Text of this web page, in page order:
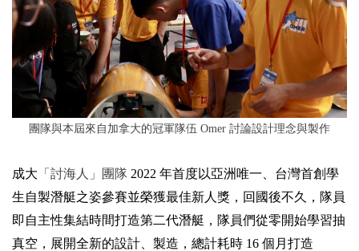
團隊與本屆來自加拿大的冠軍隊伍 Omer 討論設計理念與製作
成大 「討海人」團隊 2022 年首度以亞洲唯一、台灣首創學
生自製潛艇之姿參賽並榮獲最佳新人獎，回國後不久，隊員
即自主性集結時間打造第二代潛艇，隊員們從零開始學習抽
真空，展開全新的設計、製造，總計耗時 16 個月打造